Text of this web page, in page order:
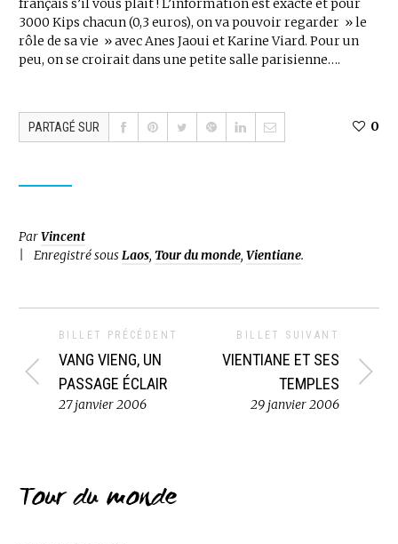
français s’il vous plait ! L’information est exacte et pour
3000 Kips chacun (0,3 euros), on va pouvoir regarder » le
rôle de sa vie » avec Anes Jaoui et Karine Viard. Pour un
peu, on se croirait dans une petite salle parisienne….
PARTAGÉ SUR 0
ParVincent
Enregistré sousLaos, Tour du monde, Vientiane.
BILLET PRÉCÉDENT
VANG VIENG, UN
PASSAGE ÉCLAIR
27 janvier 2006
BILLET SUIVANT
VIENTIANE ET SES
TEMPLES
29 janvier 2006
Tour du monde